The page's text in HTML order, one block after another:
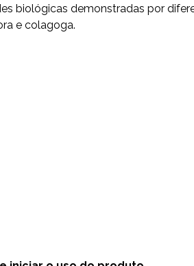
biológicas demonstradas por
e colagoga.